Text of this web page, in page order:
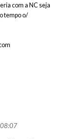
com a NC seja
tempo o/